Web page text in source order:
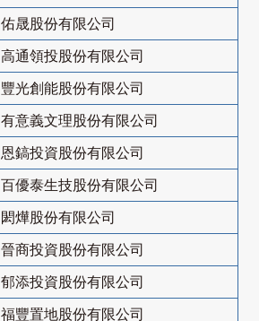
佑晟股份有限公司
高通領投股份有限公司
豐光創能股份有限公司
有意義文理股份有限公司
恩鎬投資股份有限公司
百優泰生技股份有限公司
閎燁股份有限公司
晉商投資股份有限公司
郁添投資股份有限公司
福豐置地股份有限公司